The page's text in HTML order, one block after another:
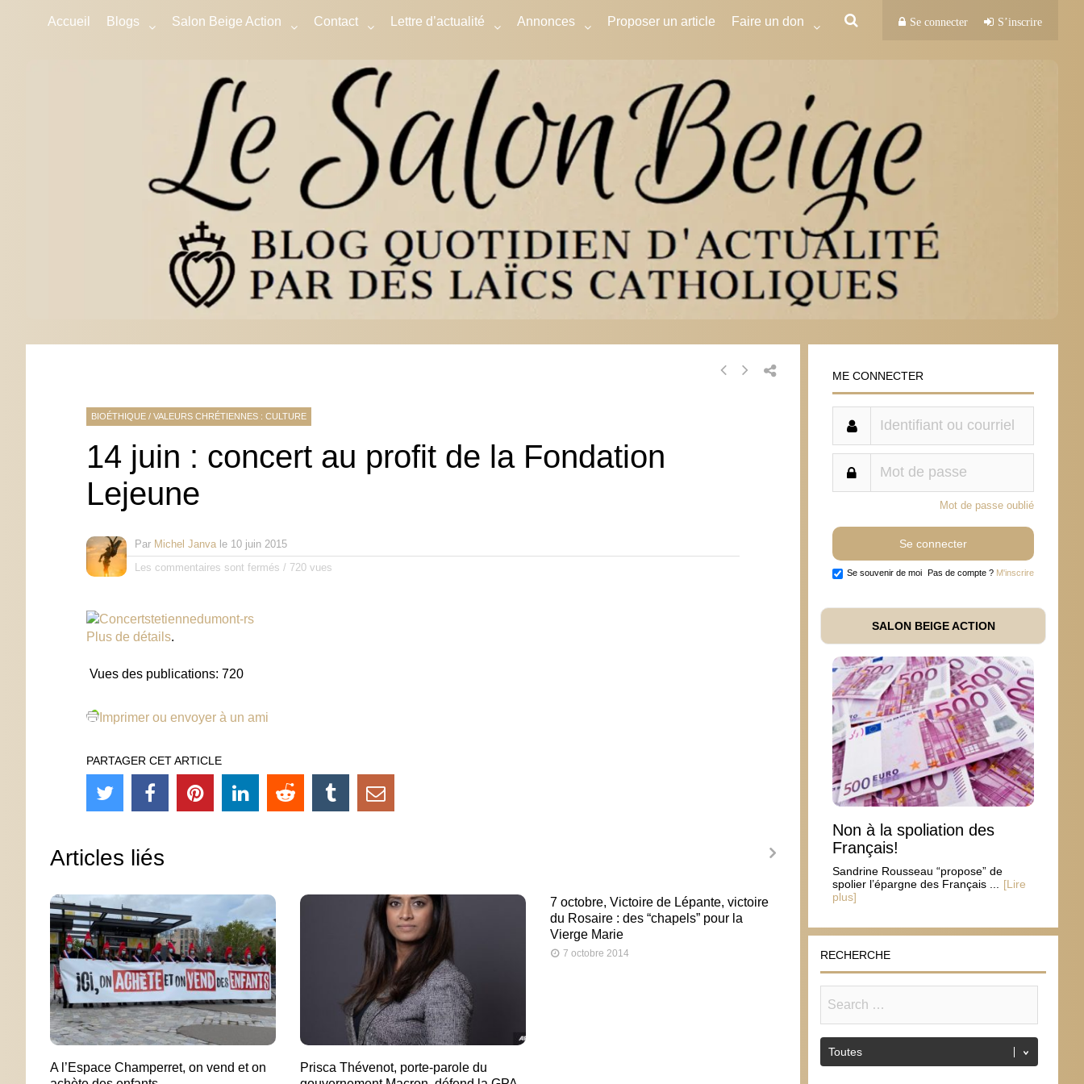
Accueil Blogs Salon Beige Action Contact Lettre d’actualité Annonces Proposer un article Faire un don Se connecter S’inscrire
BIOÉTHIQUE / VALEURS CHRÉTIENNES : CULTURE
14 juin : concert au profit de la Fondation
Lejeune
Par Michel Janva le 10 juin 2015
Les commentaires sont fermés / 720 vues
Plus de détails.
Vues des publications: 720
Imprimer ou envoyer à un ami
PARTAGER CET ARTICLE
Articles liés
A l’Espace Champerret, on vend et on
Prisca Thévenot, porte-parole du
7 octobre, Victoire de Lépante, victoire
du Rosaire : des “chapels” pour la
Vierge Marie
7 octobre 2014
Cellules souches : une nouvelle
d’embryons
30 janvier 2014
ME CONNECTER
Mot de passe oublié
Se souvenir de moi Pas de compte ? M'inscrire
SALON BEIGE ACTION
Non à la spoliation des
Français!
Sandrine Rousseau “propose” de
spolier l’épargne des Français ...
[Lire
plus]
RECHERCHE